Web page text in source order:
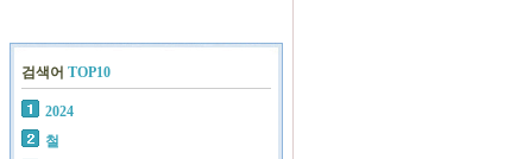
검색어 TOP10
2024
철